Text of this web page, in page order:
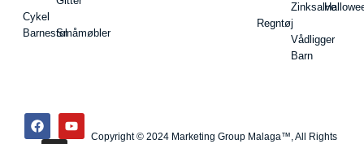
Cykel
BarnestolSmåmøbler
Regntøj
Zinksalve
Vådligger
Barn
Copyright © 2024 Marketing Group Malaga™, All Rights